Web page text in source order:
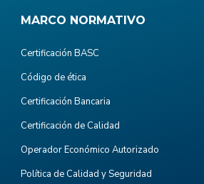
MARCO NORMATIVO
Certificación BASC
Código de ética
Certificación Bancaria
Certificación de Calidad
Operador Económico Autorizado
Política de Calidad y Seguridad